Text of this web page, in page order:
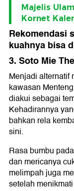
Majelis
Kornet
Rekomendasi
kuahnya bisa
3. Soto Mie
Menjadi alternatif
kawasan
diakui sebagai
Kehadirannya
bahkan rela
sini.
Rasa bumbu
dan mericanya
melimpah juga
setelah